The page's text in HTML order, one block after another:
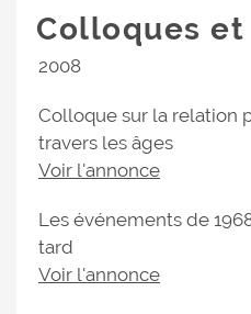
Colloques
2008
Colloque sur la relation
travers les âges
Voir l'annonce
Les événements de
tard
Voir l'annonce